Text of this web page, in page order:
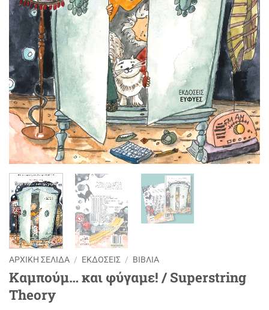
ΑΡΧΙΚΉ ΣΕΛΊΔΑ / ΕΚΔΌΣΕΙΣ / ΒΙΒΛΊΑ
Καμπούμ… και φύγαμε! / Superstring
Theory